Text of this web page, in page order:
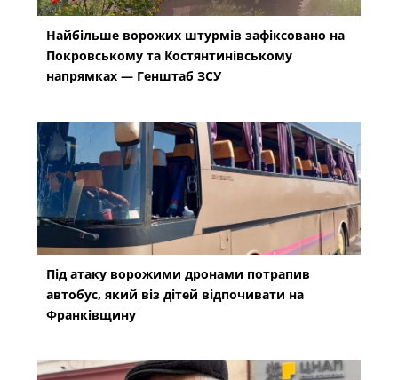
Найбільше ворожих штурмів зафіксовано на
Покровському та Костянтинівському
напрямках — Генштаб ЗСУ
Під атаку ворожими дронами потрапив
автобус, який віз дітей відпочивати на
Франківщину